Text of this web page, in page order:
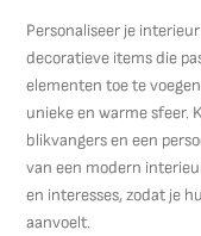
Personaliseer je
decoratieve items die
elementen toe te
unieke en warme sfeer.
blikvangers en een
van een modern
en interesses, zodat je
aanvoelt.